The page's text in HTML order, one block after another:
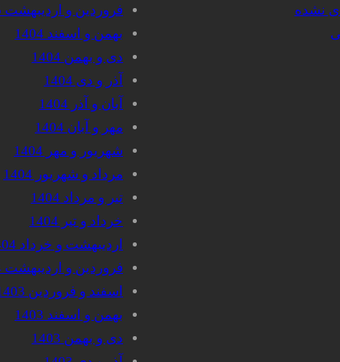
نشده
فروردین و اردیبهشت 1405
بهمن و اسفند 1404
دی و بهمن 1404
آذر و دی 1404
آبان و آذر 1404
مهر و آبان 1404
شهریور و مهر 1404
مرداد و شهریور 1404
تیر و مرداد 1404
خرداد و تیر 1404
اردیبهشت و خرداد 1404
فروردین و اردیبهشت 1404
اسفند و فروردین 1403
بهمن و اسفند 1403
دی و بهمن 1403